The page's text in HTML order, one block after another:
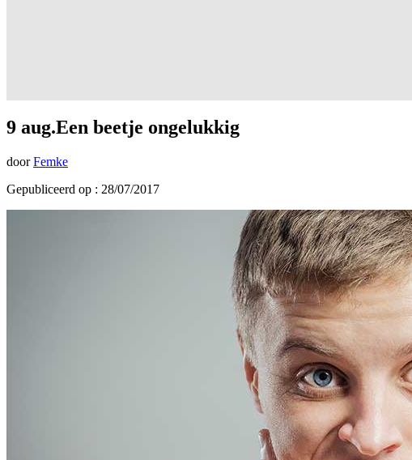
9 aug.Een beetje ongelukkig
door Femke
Gepubliceerd op : 28/07/2017